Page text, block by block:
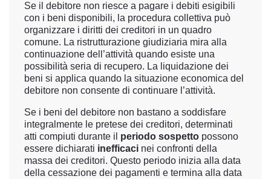
Se il debitore non riesce a pagare i debiti esigibili
con i beni disponibili, la procedura collettiva può
organizzare i diritti dei creditori in un quadro
comune. La ristrutturazione giudiziaria mira alla
continuazione dell’attività quando esiste una
possibilità seria di recupero. La liquidazione dei
beni si applica quando la situazione economica del
debitore non consente di continuare l’attività.
Se i beni del debitore non bastano a soddisfare
integralmente le pretese dei creditori, determinati
atti compiuti durante il periodo sospetto possono
essere dichiarati inefficaci nei confronti della
massa dei creditori. Questo periodo inizia alla data
della cessazione dei pagamenti e termina alla data